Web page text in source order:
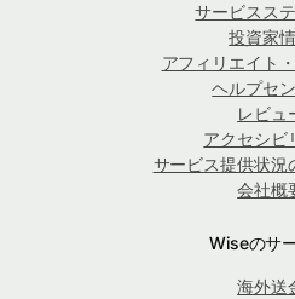
サービスス
投資家
アフィリエイト
ヘルプセ
レビュ
アクセシビ
サービス提供状況
会社概
Wiseのサ
海外送